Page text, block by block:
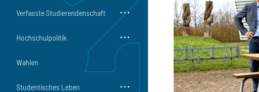
Verfasste Studierendenschaft
Hochschulpolitik
Wahlen
Studentisches Leben